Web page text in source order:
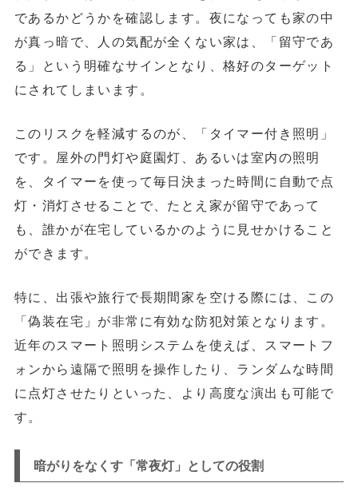
であるかどうかを確認します。夜になっても家の中
が真っ暗で、人の気配が全くない家は、「留守であ
る」という明確なサインとなり、格好のターゲット
にされてしまいます。
このリスクを軽減するのが、「タイマー付き照明」
です。屋外の門灯や庭園灯、あるいは室内の照明
を、タイマーを使って毎日決まった時間に自動で点
灯・消灯させることで、 たとえ家が留守であって
も、誰かが在宅しているかのように見せかける こと
ができます。
特に、出張や旅行で長期間家を空ける際には、この
「偽装在宅」が非常に有効な防犯対策となります。
近年のスマート照明システムを使えば、スマートフ
ォンから遠隔で照明を操作したり、ランダムな時間
に点灯させたりといった、より高度な演出も可能で
す。
暗がりをなくす「常夜灯」としての役割